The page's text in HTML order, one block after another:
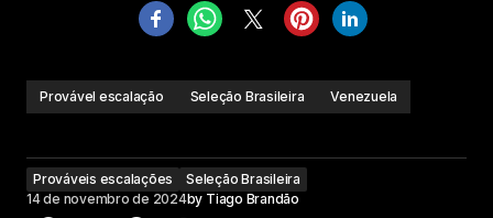
Provável escalação Seleção Brasileira Venezuela
Prováveis escalações
Seleção Brasileira
14 de novembro de 2024by Tiago Brandão